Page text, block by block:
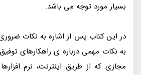
بسیار مورد توجه می باشد.
در اين كتاب پس از اشاره به نكات
به نكات مهمى درباره‌ ى راهكارهاى
مجازى كه از طريق اينترنت، نرم‌